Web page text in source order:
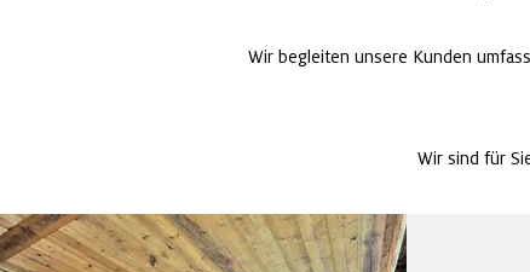
Wir begleiten unsere Kunden
Wir sind für